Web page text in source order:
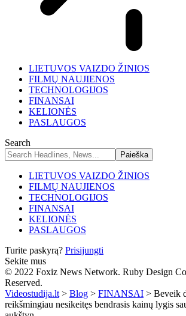
LIETUVOS VAIZDO ŽINIOS
FILMŲ NAUJIENOS
TECHNOLOGIJOS
FINANSAI
KELIONĖS
PASLAUGOS
Search
LIETUVOS VAIZDO ŽINIOS
FILMŲ NAUJIENOS
TECHNOLOGIJOS
FINANSAI
KELIONĖS
PASLAUGOS
Turite paskyrą? Prisijungti
Sekite mus
© 2022 Foxiz News Network. Ruby Design
Reserved.
Videostudija.lt > Blog > FINANSAI > Beveik
reikšmingiau nesikeitęs bendrasis kainų lygis